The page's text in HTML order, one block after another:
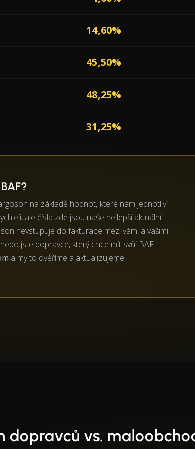
14,60%
45,50%
48,25%
31,25%
na základě hodnot, které nám jednotliví
ale čísla zde jsou naše nejlepší aktuální
nevstupuje do fakturace mezi vámi a vašimi
jste dopravce, který chce mít svůj BAF
a my to ověříme a aktualizujeme.
dopravců vs.